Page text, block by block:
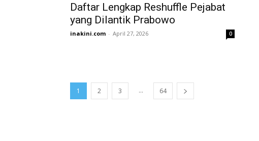
Daftar Lengkap Reshuffle Pejabat
yang Dilantik Prabowo
inakini.com - April 27, 2026 0
1 2 3 ... 64